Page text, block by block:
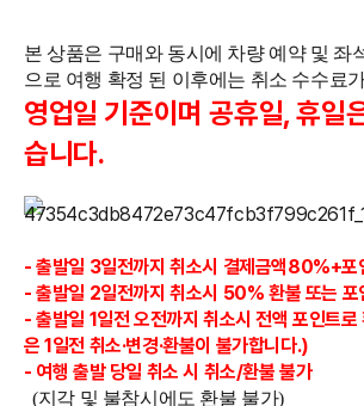
본 상품은 구매와 동시에 차량 예약 및 좌
으로 여행 확정 된 이후에는 취소 수수료
영업일 기준이며 공휴일, 휴일
습니다.
- 출발일 3일전까지취소시 결제금액80%+
- 출발일 2일전까지 취소시 50% 환불 또는
- 출발일 1일전 오전까지 취소시 전액 포인트
은 1일전 취소·변경·환불이 불가합니다.)
- 여행 출발 당일 취소 시 취소/환불 불가
(지각 및 불참시에도 환불 불가)